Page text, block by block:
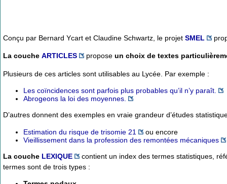
Conçu par Bernard Ycart et Claudine Schwartz, le projet SMEL
La couche ARTICLES propose un choix de textes
Plusieurs de ces articles sont utilisables au Lycée. Par exemple :
Les coïncidences sont parfois plus probables qu’il n’y paraît.
Abrogeons la loi des moyennes.
D’autres donnent des exemples en vraie grandeur d’études
Estimation du risque de trisomie 21
ou encore
Vieillissement dans la profession des remontées mécaniques
La couche LEXIQUE
contient un index des termes statistiques,
termes sont de trois types :